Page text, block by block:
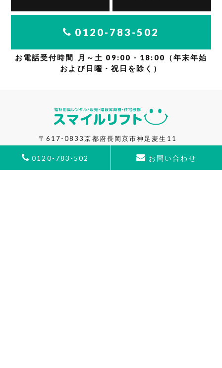
0120-783-502
お電話受付時間 月～土 09:00 - 18:00 （年末年始
および日曜・祝日を除く）
〒617-0833京都府長岡京市神足麦生11
Tel.075-951-2340Fax.075-955-1890
GOOGLE MAP
0120-783-502 お問い合わせ